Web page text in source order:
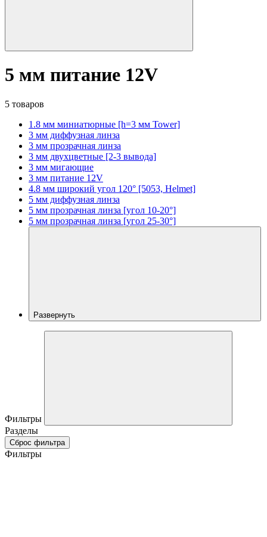
5 мм питание 12V
5 товаров
1.8 мм миниатюрные [h=3 мм Tower]
3 мм диффузная линза
3 мм прозрачная линза
3 мм двухцветные [2-3 вывода]
3 мм мигающие
3 мм питание 12V
4.8 мм широкий угол 120° [5053, Helmet]
5 мм диффузная линза
5 мм прозрачная линза [угол 10-20°]
5 мм прозрачная линза [угол 25-30°]
Развернуть
Фильтры
Разделы
Сброс фильтра
Фильтры